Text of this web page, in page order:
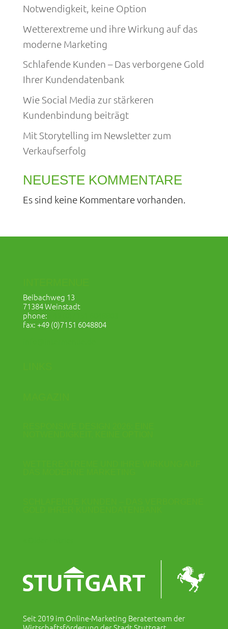
Notwendigkeit, keine Option
Wetterextreme und ihre Wirkung auf das
moderne Marketing
Schlafende Kunden – Das verborgene Gold
Ihrer Kundendatenbank
Wie Social Media zur stärkeren
Kundenbindung beiträgt
Mit Storytelling im Newsletter zum
Verkaufserfolg
NEUESTE KOMMENTARE
Es sind keine Kommentare vorhanden.
Beibachweg 13
71384 Weinstadt
phone:
fax: +49 (0)7151 6048804
Seit 2019 im Online-Marketing Beraterteam der